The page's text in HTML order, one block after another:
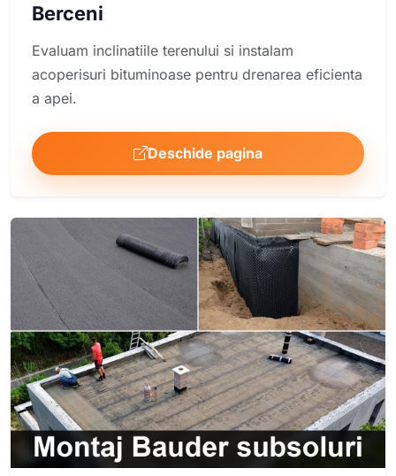
Berceni
Evaluam inclinatiile terenului si instalam
acoperisuri bituminoase pentru drenarea eficienta
a apei.
Deschide pagina